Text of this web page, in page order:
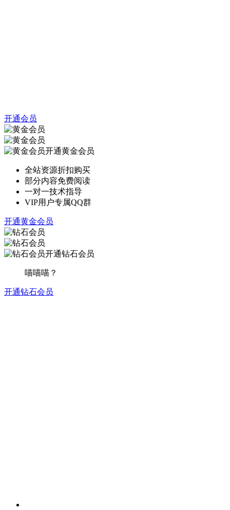
开通会员
开通黄金会员
全站资源折扣购买
部分内容免费阅读
一对一技术指导
VIP用户专属QQ群
开通黄金会员
开通钻石会员
喵喵喵？
开通钻石会员